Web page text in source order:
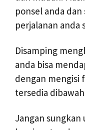
ponsel anda
perjalanan anda
Disamping
anda bisa
dengan mengisi
tersedia
Jangan